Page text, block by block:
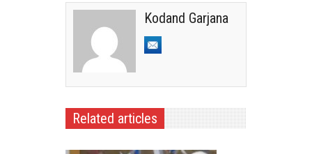
Kodand Garjana
Related articles